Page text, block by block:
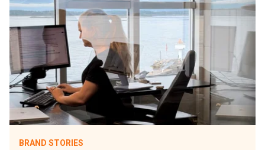
BRAND STORIES